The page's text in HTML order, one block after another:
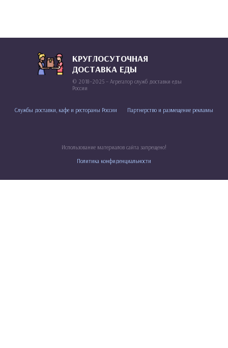
КРУГЛОСУТОЧНАЯ
ДОСТАВКА ЕДЫ
© 2018–2025 – Агрегатор служб доставки еды
России
Службы доставки, кафе и рестораны России Партнерство и размещение рекламы
Использование материалов сайта запрещено!
Политика конфиденциальности